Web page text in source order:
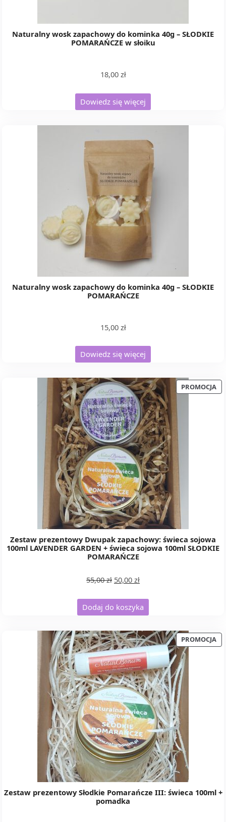
Naturalny wosk zapachowy do kominka 40g – SŁODKIE
POMARAŃCZE w słoiku
18,00 zł
Dowiedz się więcej
Naturalny wosk zapachowy do kominka 40g – SŁODKIE
POMARAŃCZE
15,00 zł
Dowiedz się więcej
PROMOCJA
W
Zestaw prezentowy Dwupak zapachowy: świeca sojowa
100ml LAVENDER GARDEN + świeca sojowa 100ml SŁODKIE
POMARAŃCZE
55,00zł Pierwotna
wynosiła:
55,00 zł.
50,00 złAktualna
wynosi:
50,00 zł.
Dodaj do koszyka
PROMOCJA
W
Zestaw prezentowy Słodkie Pomarańcze III: świeca 100ml +
pomadka